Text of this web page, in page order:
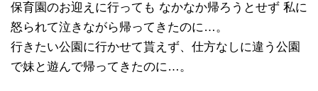
保育園のお迎えに行っても なかなか帰ろうとせず 私に
怒られて泣きながら帰ってきたのに…。
行きたい公園に行かせて貰えず、仕方なしに違う公園
で妹と遊んで帰ってきたのに…。